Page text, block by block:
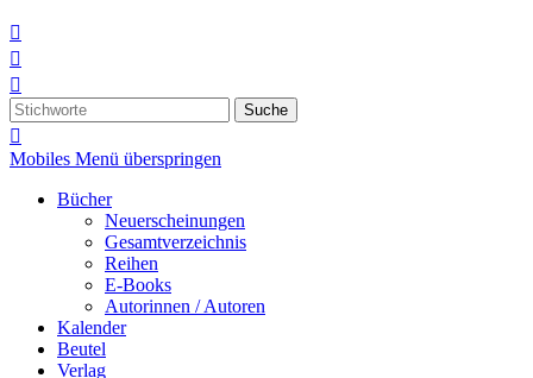



Suche

Mobiles Menü überspringen
Bücher
Neuerscheinungen
Gesamtverzeichnis
Reihen
E-Books
Autorinnen / Autoren
Kalender
Beutel
Verlag